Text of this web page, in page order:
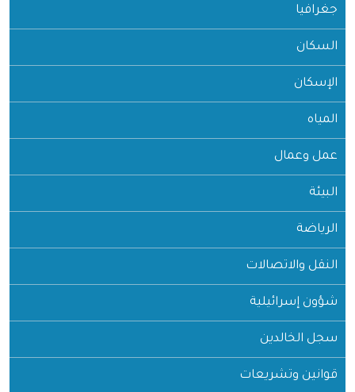
جغرافيا
السكان
الإسكان
المياه
عمل وعمال
البيئة
الرياضة
النقل والاتصالات
شؤون إسرائيلية
سجل الخالدين
قوانين وتشريعات